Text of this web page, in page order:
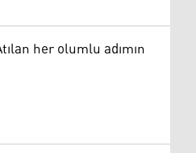
her olumlu adımın